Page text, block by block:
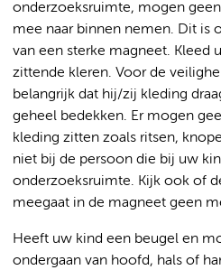
onderzoeksruimte, mogen
mee naar binnen nemen. Dit is
van een sterke magneet. Kleed
zittende kleren. Voor de
belangrijk dat hij/zij kleding
geheel bedekken. Er mogen
kleding zitten zoals ritsen,
niet bij de persoon die bij uw
onderzoeksruimte. Kijk ook of
meegaat in de magneet geen
Heeft uw kind een beugel en
ondergaan van hoofd, hals of